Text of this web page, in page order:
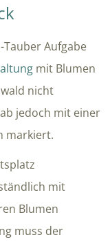
Aufgabe
mit Blumen
nicht
jedoch mit einer
markiert.
mit
Blumen
muss der